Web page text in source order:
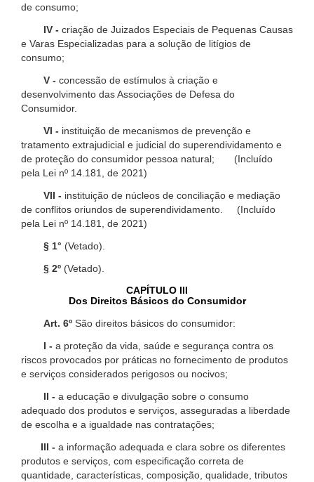
de consumo;
IV - criação de Juizados Especiais de Pequenas Causas
e Varas Especializadas para a solução de litígios de
consumo;
V - concessão de estímulos à criação e
desenvolvimento das Associações de Defesa do
Consumidor.
VI - instituição de mecanismos de prevenção e
tratamento extrajudicial e judicial do superendividamento e
de proteção do consumidor pessoa natural; (Incluído
pela Lei nº 14.181, de 2021)
VII - instituição de núcleos de conciliação e mediação
de conflitos oriundos de superendividamento. (Incluído
pela Lei nº 14.181, de 2021)
§ 1° (Vetado).
§ 2º (Vetado).
CAPÍTULO III
Dos Direitos Básicos do Consumidor
Art. 6º São direitos básicos do consumidor:
I - a proteção da vida, saúde e segurança contra os
riscos provocados por práticas no fornecimento de produtos
e serviços considerados perigosos ou nocivos;
II - a educação e divulgação sobre o consumo
adequado dos produtos e serviços, asseguradas a liberdade
de escolha e a igualdade nas contratações;
III - a informação adequada e clara sobre os diferentes
produtos e serviços, com especificação correta de
quantidade, características, composição, qualidade, tributos